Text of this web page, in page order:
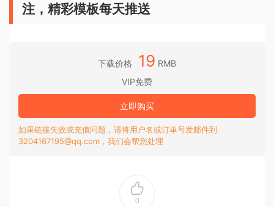
注，精彩模板每天推送
下载价格 19 RMB
VIP免费
立即购买
如果链接失效或充值问题，请将用户名或订单号发邮件到
3204167195@qq.com，我们会帮您处理
0